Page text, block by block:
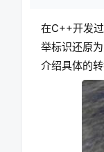
在C++开发
举标识还原
介绍具体的转